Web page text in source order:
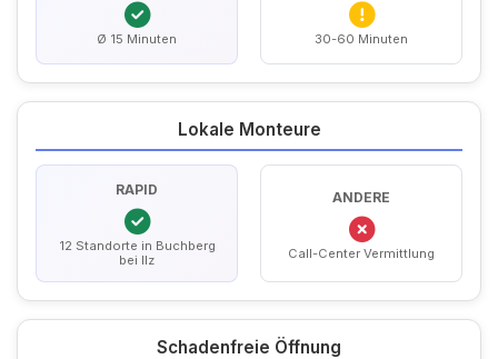
Ø 15 Minuten 30-60 Minuten
Lokale Monteure
RAPID
12 Standorte in Buchberg
bei Ilz
ANDERE
Call-Center Vermittlung
Schadenfreie Öffnung